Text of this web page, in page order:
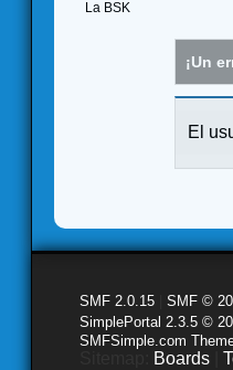
La BSK
¡Un
El
SMF 2.0.15 SMF ©
SimplePortal 2.3.5 ©
SMFSimple.com
Boards